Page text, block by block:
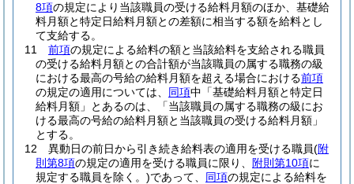
8項の規定により当該職員の受ける給料月額のほか、基礎給
料月額と特定日給料月額との差額に相当する額を給料とし
て支給する。
11
前項の規定による給料の額と当該給料を支給される職員
の受ける給料月額との合計額が当該職員の属する職務の級
における最高の号給の給料月額を超える場合における前項
の規定の適用については、 同項中「基礎給料月額と特定日
給料月額」とあるのは、「当該職員の属する職務の級にお
ける最高の号給の給料月額と当該職員の受ける給料月額」
とする。
12
異動日の前日から引き続き給料表の適用を受ける職員(附
則第8項の規定の適用を受ける職員に限り、 附則第10項に
規定する職員を除く。)であって、 同項の規定による給料を